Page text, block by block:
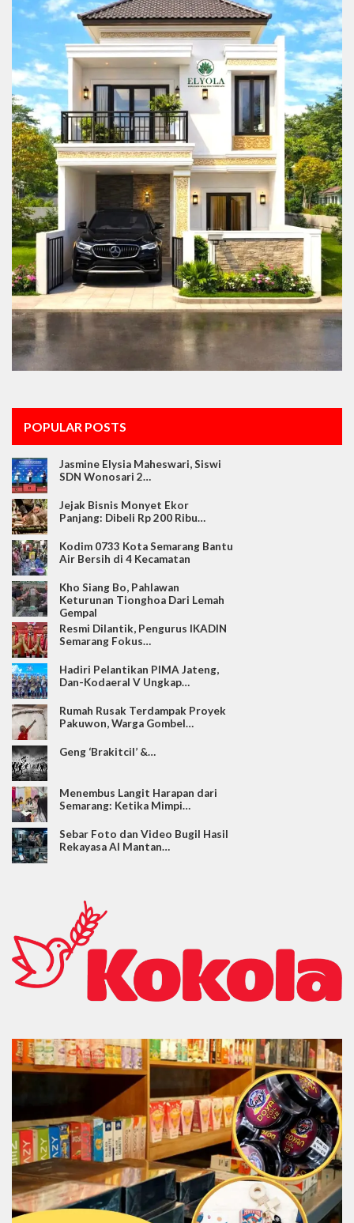
POPULAR POSTS
Jasmine Elysia Maheswari, Siswi
SDN Wonosari 2…
Jejak Bisnis Monyet Ekor
Panjang: Dibeli Rp 200 Ribu…
Kodim 0733 Kota Semarang Bantu
Air Bersih di 4 Kecamatan
Kho Siang Bo, Pahlawan
Keturunan Tionghoa Dari Lemah
Gempal
Resmi Dilantik, Pengurus IKADIN
Semarang Fokus…
Hadiri Pelantikan PIMA Jateng,
Dan-Kodaeral V Ungkap…
Rumah Rusak Terdampak Proyek
Pakuwon, Warga Gombel…
Geng ‘Brakitcil’ &…
Menembus Langit Harapan dari
Semarang: Ketika Mimpi…
Sebar Foto dan Video Bugil Hasil
Rekayasa AI Mantan…